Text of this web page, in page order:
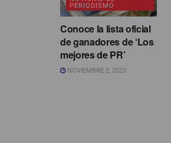
PERIODISMO
Conoce la lista oficial
de ganadores de ‘Los
mejores de PR’
NOVIEMBRE 2, 2023